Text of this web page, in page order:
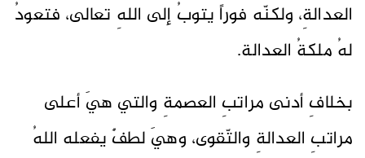
العدالةِ، ولكنّه فوراً يتوبُ إلى اللهِ تعالى، فتعودُ
لهُ ملكةُ العدالة.
بخلافِ أدنى مراتبِ العصمةِ والتي هيَ أعلى
مراتبِ العدالةِ والتّقوى، وهيَ لطفٌ يفعله اللهُ